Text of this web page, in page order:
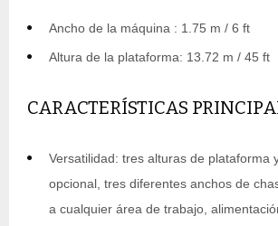
Ancho de la máquina : 1.75 m / 6 ft
Altura de la plataforma: 13.72 m / 45 ft
CARACTERÍSTICAS
Versatilidad: tres alturas de plataforma
opcional, tres diferentes anchos de
a cualquier área de trabajo,